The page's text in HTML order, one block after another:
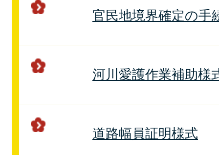
官民地境界確定の手
河川愛護作業補助様
道路幅員証明様式